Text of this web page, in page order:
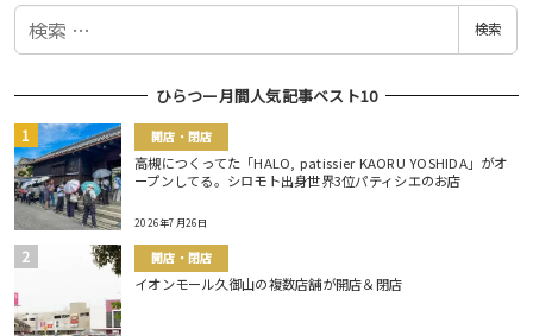
検
検索
ひらつー月間人気記事ベスト10
開店・閉店
高槻につくってた「HALO, patissier KAORU YOSHIDA」がオ
ープンしてる。シロモト出身世界3位パティシエのお店
2026年7月26日
開店・閉店
イオンモール久御山の複数店舗が開店＆閉店